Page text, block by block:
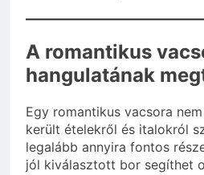
A romantikus
hangulatának
Egy romantikus vacsora
került ételekről és italokról
legalább annyira fontos
jól kiválasztott bor segíthet